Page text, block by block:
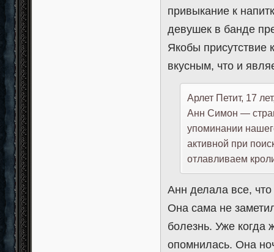
привыкание к
девушек в банде
Якобы присутствие
вкусным, что и
Арлет Петит, 17
Анн Симон —
упоминании
активной при
отлавливаем
Анн делала все,
Она сама не
болезнь. Уже
опомнилась. Она